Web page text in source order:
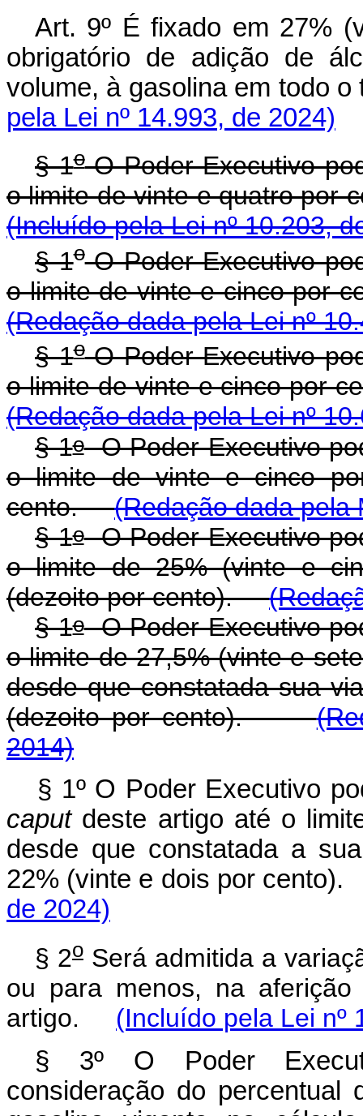
Art. 9º É fixado em 27%
obrigatório de adição de
volume, à gasolina em todo
pela Lei nº 14.993, de 2024)
§ 1oO Poder Executivo
o limite de vinte e quatro por
(Incluído pela Lei nº 10.203,
§ 1oO Poder Executivo
o limite de vinte e cinco por
(Redação dada pela Lei nº
§ 1oO Poder Executivo
o limite de vinte e cinco por
(Redação dada pela Lei nº
§ 1oO Poder Executivo
o limite de vinte e cinco
cento.(Redação dada pela
§ 1oO Poder Executivo
o limite de 25% (vinte e
(dezoito por cento).
§ 1oO Poder Executivo
o limite de 27,5% (vinte e
desde que constatada sua
(dezoito por cento).
2014)
§ 1º O Poder Executivo
caput deste artigo até o
desde que constatada a
22% (vinte e dois por
de 2024)
§ 2oSerá admitida a
ou para menos, na
artigo. (Incluído pela Lei nº
§ 3º O Poder
consideração do